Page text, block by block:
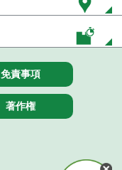
免責事項
著作権